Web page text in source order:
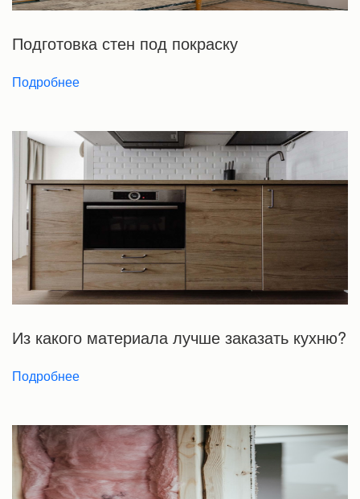
Подготовка стен под покраску
Подробнее
Из какого материала лучше заказать кухню?
Подробнее